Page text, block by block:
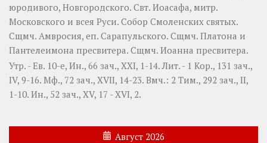
юродивого, Новгородского. Свт. Иоасафа, митр.
Московского и всея Руси. Собор Смоленских святых.
Сщмч. Амвросия, еп. Сарапульского. Сщмч. Платона и
Пантелеимона пресвитера. Сщмч. Иоанна пресвитера.
Утр. - Ев. 10-е, Ин., 66 зач., XXI, 1-14.Лит. - 1 Кор., 131 зач.,
IV, 9-16. Мф., 72 зач., XVII, 14-23. Вмч.: 2 Тим., 292 зач., II,
1-10. Ин., 52 зач., XV, 17 - XVI, 2.
Август 2026